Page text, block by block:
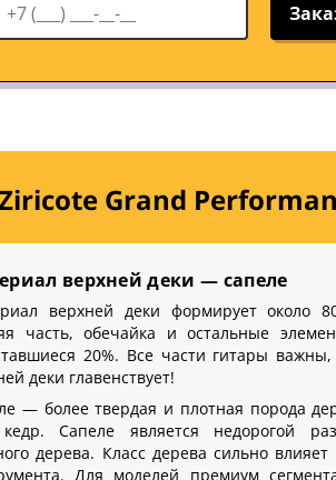
Grand
верхней деки — сапеле
верхней деки формирует около
часть, обечайка и остальные
20%. Все части гитары
деки главенствует!
— более твердая и плотная порода
Сапеле является недорогой
дерева. Класс дерева сильно влияет
Для моделей премиум